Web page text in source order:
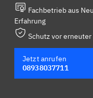
Fachbetrieb aus
Erfahrung
Schutz vor
Jetzt anrufen
08938037711